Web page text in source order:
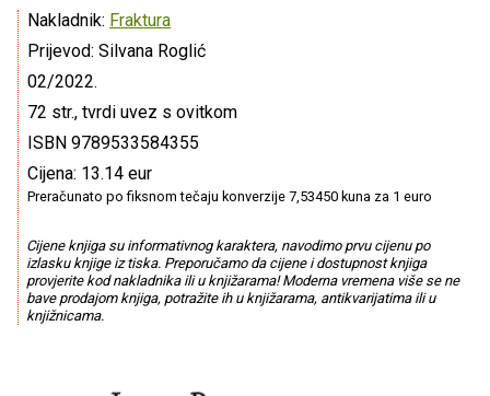
Nakladnik: Fraktura
Prijevod: Silvana Roglić
02/2022.
72 str., tvrdi uvez s ovitkom
ISBN 9789533584355
Cijena: 13.14 eur
Preračunato po fiksnom tečaju konverzije 7,53450 kuna za 1 euro
Cijene knjiga su informativnog karaktera, navodimo prvu cijenu po
izlasku knjige iz tiska. Preporučamo da cijene i dostupnost knjiga
provjerite kod nakladnika ili u knjižarama! Moderna vremena više se ne
bave prodajom knjiga, potražite ih u knjižarama, antikvarijatima ili u
knjižnicama.